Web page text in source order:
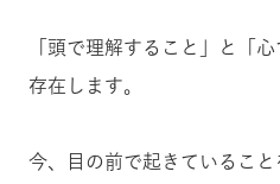
「頭で理解すること」と「
存在します。
今、目の前で起きているこ